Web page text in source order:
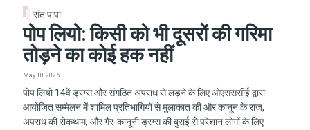
संत पापा
पोप लियो: किसी को भी दूसरों की गरिमा
तोड़ने का कोई हक नहीं
May 18, 2026
पोप लियो 14वें ड्रग्स और संगठित अपराध से लड़ने के लिए ओएसससीई द्वारा
आयोजित सम्मेलन में शामिल प्रतिभागियों से मुलाकात की और कानून के राज,
अपराध की रोकथाम, और गैर-कानूनी ड्रग्स की बुराई से परेशान लोगों के लिए